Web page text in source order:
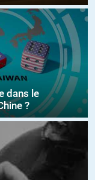
dans le
?